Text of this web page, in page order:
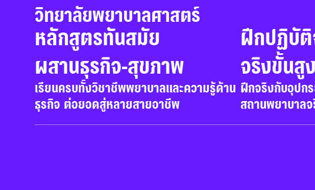
วิทยาลัยพยาบาลศาสตร์
หลักสูตรทันสมัย
ผสานธุรกิจ-สุขภาพ
เรียนครบทั้งวิชาชีพพยาบาลและความรู้ด้าน
ธุรกิจ ต่อยอดสู่หลายสายอาชีพ
ฝึกปฏิบัติ
จริงขั้นสูง
ฝึกจริงกับอุปก
สถานพยาบาล